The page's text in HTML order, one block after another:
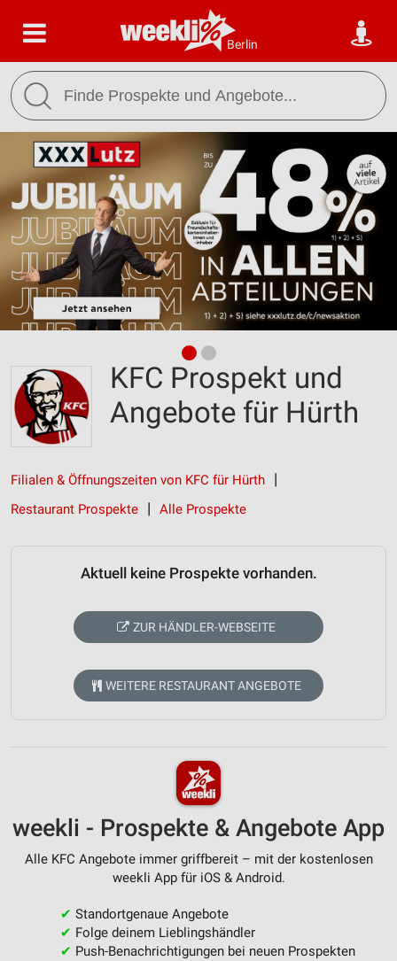
Berlin
KFC Prospekt und
Angebote für Hürth
Filialen & Öffnungszeiten von KFC für Hürth
Restaurant Prospekte
Alle Prospekte
Aktuell keine Prospekte vorhanden.
ZUR HÄNDLER-WEBSEITE
WEITERE RESTAURANT ANGEBOTE
weekli - Prospekte & Angebote App
Alle KFC Angebote immer griffbereit – mit der kostenlosen
weekli App für iOS & Android.
✔ Standortgenaue Angebote
✔ Folge deinem Lieblingshändler
✔ Push-Benachrichtigungen bei neuen Prospekten